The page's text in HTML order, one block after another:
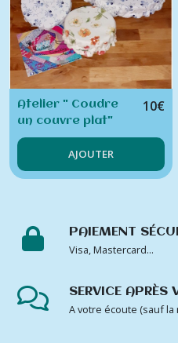
Atelier " Coudre
un couvre plat"
10€
AJOUTER
PAIEMENT
Visa, Mastercard...
SERVICE APRÈS
A votre écoute (sauf la